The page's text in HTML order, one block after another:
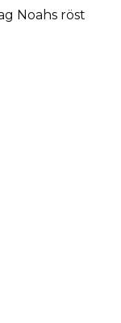
Noahs röst